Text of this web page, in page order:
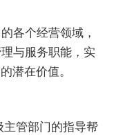
各个经营领域，
与服务职能，实
潜在价值。
主管部门的指导帮